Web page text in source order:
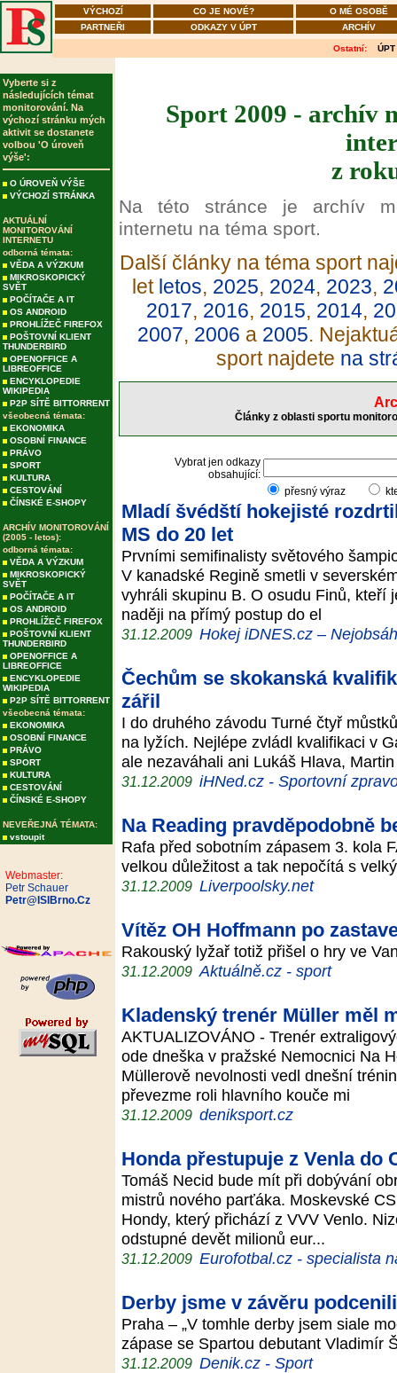
VÝCHOZÍ CO JE NOVÉ?
O MÉ OSOBĚ
PARTNEŘI
ODKAZY V ÚPT ARCHÍV
Ostatní: ÚPT
Vyberte si z
následujících témat
monitorování. Na
výchozí stránku mých
aktivit se dostanete
volbou 'O úroveň
výše':
O ÚROVEŇ VÝŠE
VÝCHOZÍ STRÁNKA
AKTUÁLNÍ
MONITOROVÁNÍ
INTERNETU
odborná témata:
VĚDA A VÝZKUM
MIKROSKOPICKÝ
SVĚT
POČÍTAČE A IT
OS ANDROID
PROHLÍŽEČ FIREFOX
POŠTOVNÍ KLIENT
THUNDERBIRD
OPENOFFICE A
LIBREOFFICE
ENCYKLOPEDIE
WIKIPEDIA
P2P SÍTĚ BITTORRENT
všeobecná témata:
EKONOMIKA
OSOBNÍ FINANCE
PRÁVO
SPORT
KULTURA
CESTOVÁNÍ
ČÍNSKÉ E-SHOPY
ARCHÍV MONITOROVÁNÍ
(2005 - letos):
odborná témata:
VĚDA A VÝZKUM
MIKROSKOPICKÝ
SVĚT
POČÍTAČE A IT
OS ANDROID
PROHLÍŽEČ FIREFOX
POŠTOVNÍ KLIENT
THUNDERBIRD
OPENOFFICE A
LIBREOFFICE
ENCYKLOPEDIE
WIKIPEDIA
P2P SÍTĚ BITTORRENT
všeobecná témata:
EKONOMIKA
OSOBNÍ FINANCE
PRÁVO
SPORT
KULTURA
CESTOVÁNÍ
ČÍNSKÉ E-SHOPY
NEVEŘEJNÁ TÉMATA:
vstoupit
Webmaster:
Petr Schauer
Petr@ISIBrno.Cz
Sport 2009 - archív
z
Na této stránce je archív
internetu na téma sport.
Další články na téma sport
let letos, 2025, 2024, 2023,
2017, 2016, 2015, 2014,
2007, 2006 a 2005.
sport najdete na
Články z oblasti sportu
Vybrat jen odkazy
obsahující:
přesný výraz
Mladí švédští hokejisté
MS do 20 let
Prvními semifinalisty světového
V kanadské Regině smetli v
vyhráli skupinu B. O osudu Finů, kteří
naději na přímý postup do el
31.12.2009 Hokej iDNES.cz –
Čechům se skokanská
zářil
I do druhého závodu Turné čtyř
na lyžích. Nejlépe zvládl kvalifikaci v
ale nezaváhali ani Lukáš Hlava,
31.12.2009 iHNed.cz - Sportovní
Na Reading pravděpodobně
Rafa před sobotním zápasem 3. kola
velkou důležitost a tak nepočítá s
31.12.2009 Liverpoolsky.net
Vítěz OH Hoffmann po
Rakouský lyžař totiž přišel o hry ve
31.12.2009 Aktuálně.cz - sport
Kladenský trenér Müller měl
AKTUALIZOVÁNO - Trenér
ode dneška v pražské Nemocnici Na
Müllerově nevolnosti vedl dnešní
převezme roli hlavního kouče mi
31.12.2009 deniksport.cz
Honda přestupuje z Venla do
Tomáš Necid bude mít při dobývání
mistrů nového parťáka. Moskevské
Hondy, který přichází z VVV Venlo.
odstupné devět milionů eur...
31.12.2009 Eurofotbal.cz - specialista
Derby jsme v závěru
Praha – „V tomhle derby jsem siale
zápase se Spartou debutant Vladimír
31.12.2009 Denik.cz - Sport